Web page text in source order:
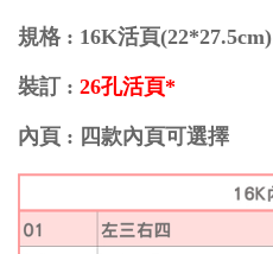
規格 : 16K活頁(22*27.5cm)
裝訂 : 26孔活頁*
內頁 : 四款內頁可選擇